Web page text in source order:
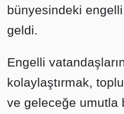
bünyesindeki
geldi.
Engelli
kolaylaştırmak,
ve geleceğe umutla